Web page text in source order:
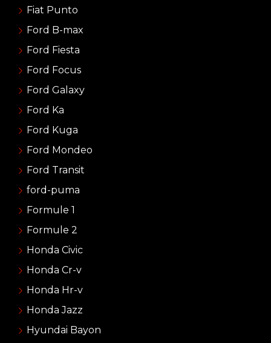
Fiat Punto
Ford B-max
Ford Fiesta
Ford Focus
Ford Galaxy
Ford Ka
Ford Kuga
Ford Mondeo
Ford Transit
ford-puma
Formule 1
Formule 2
Honda Civic
Honda Cr-v
Honda Hr-v
Honda Jazz
Hyundai Bayon